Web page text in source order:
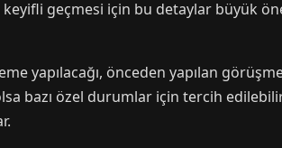
geçmesi için bu detaylar büyük
yapılacağı, önceden yapılan
bazı özel durumlar için tercih